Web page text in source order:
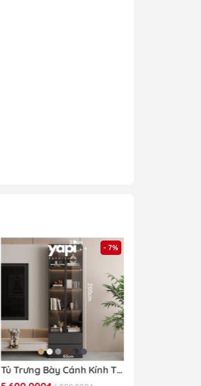
- 7%
Tủ Trưng Bày Cánh Kính Tích Hợp Đèn LED 60x32x200cm Yapi TK003 Trang Trí Phòng Khách